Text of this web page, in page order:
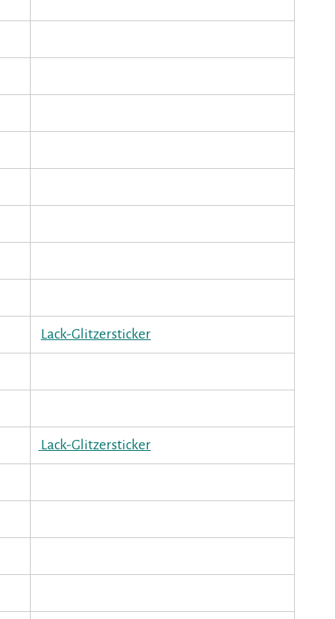
Lack-Glitzersticker
Lack-Glitzersticker